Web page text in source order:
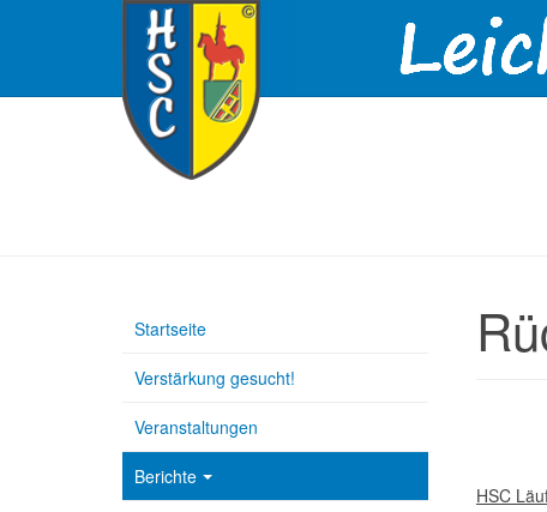
HSC
Startseite
Verstärkung gesucht!
Veranstaltungen
Berichte